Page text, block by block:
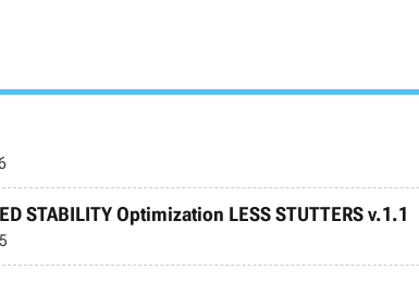
STABILITY Optimization LESS STUTTERS v.1.1